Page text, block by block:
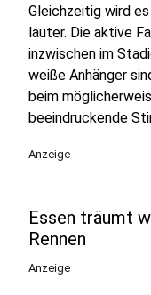
Gleichzeitig wird
lauter. Die aktive
inzwischen im
weiße Anhänger
beim
beeindruckende
Anzeige
Essen träumt
Rennen
Anzeige